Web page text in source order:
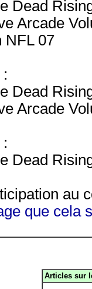
Dead
Arcade
NFL 07
Dead
Arcade
Dead
au
que cela
Articles sur